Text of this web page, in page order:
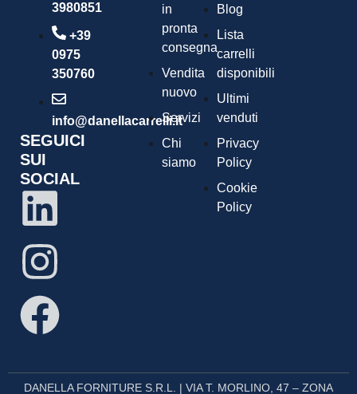
3980851
+39
0975
350760
info@danellacarrelli.it
SEGUICI
SUI
SOCIAL
in
pronta
consegna
Vendita
nuovo
Servizi
Chi
siamo
Blog
Lista
carrelli
disponibili
Ultimi
venduti
Privacy
Policy
Cookie
Policy
DANELLA FORNITURE S.R.L. | VIA T. MORLINO, 47 – ZONA